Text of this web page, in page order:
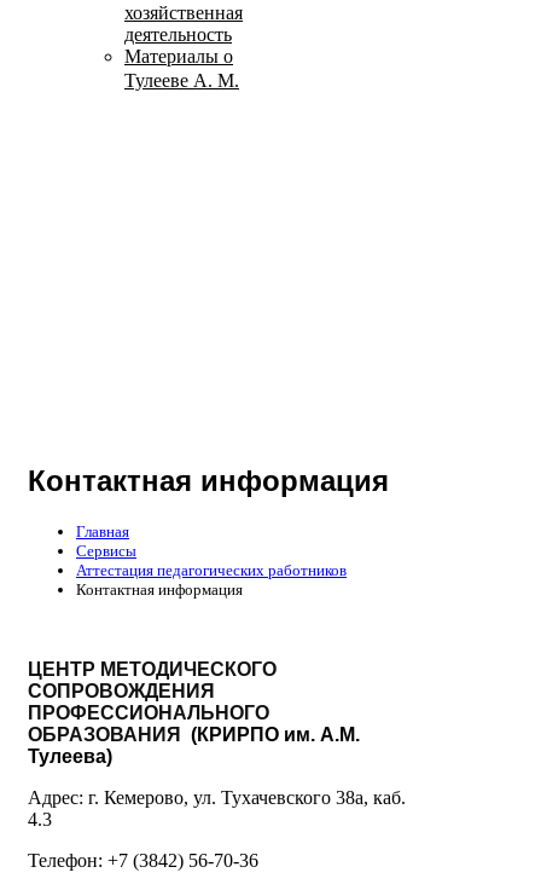
хозяйственная
деятельность
Материалы о
Тулееве А. М.
Контактная информация
Главная
Сервисы
Аттестация педагогических работников
Контактная информация
ЦЕНТР МЕТОДИЧЕСКОГО
СОПРОВОЖДЕНИЯ
ПРОФЕССИОНАЛЬНОГО
ОБРАЗОВАНИЯ
(КРИРПО им. А.М.
Тулеева)
Адрес: г. Кемерово, ул. Тухачевского 38а, каб.
4.3
Телефон: +7 (3842) 56-70-36